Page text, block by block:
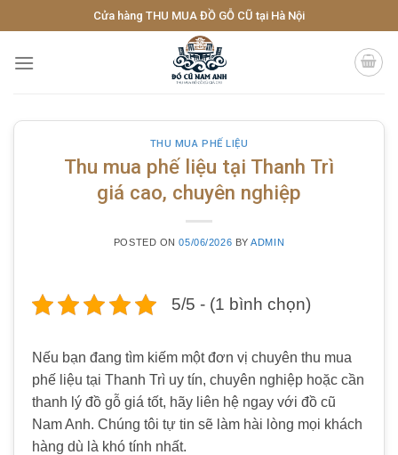
to
content
Cửa hàng THU MUA ĐỒ GỖ CŨ tại Hà Nội
THU MUA PHẾ LIỆU
Thu mua phế liệu tại Thanh Trì
giá cao, chuyên nghiệp
POSTED ON05/06/2026 BYADMIN
5/5 - (1 bình chọn)
Nếu bạn đang tìm kiếm một đơn vị chuyên thu mua
phế liệu tại Thanh Trì uy tín, chuyên nghiệp hoặc cần
thanh lý đồ gỗ giá tốt, hãy liên hệ ngay với đồ cũ
Nam Anh. Chúng tôi tự tin sẽ làm hài lòng mọi khách
hàng dù là khó tính nhất.